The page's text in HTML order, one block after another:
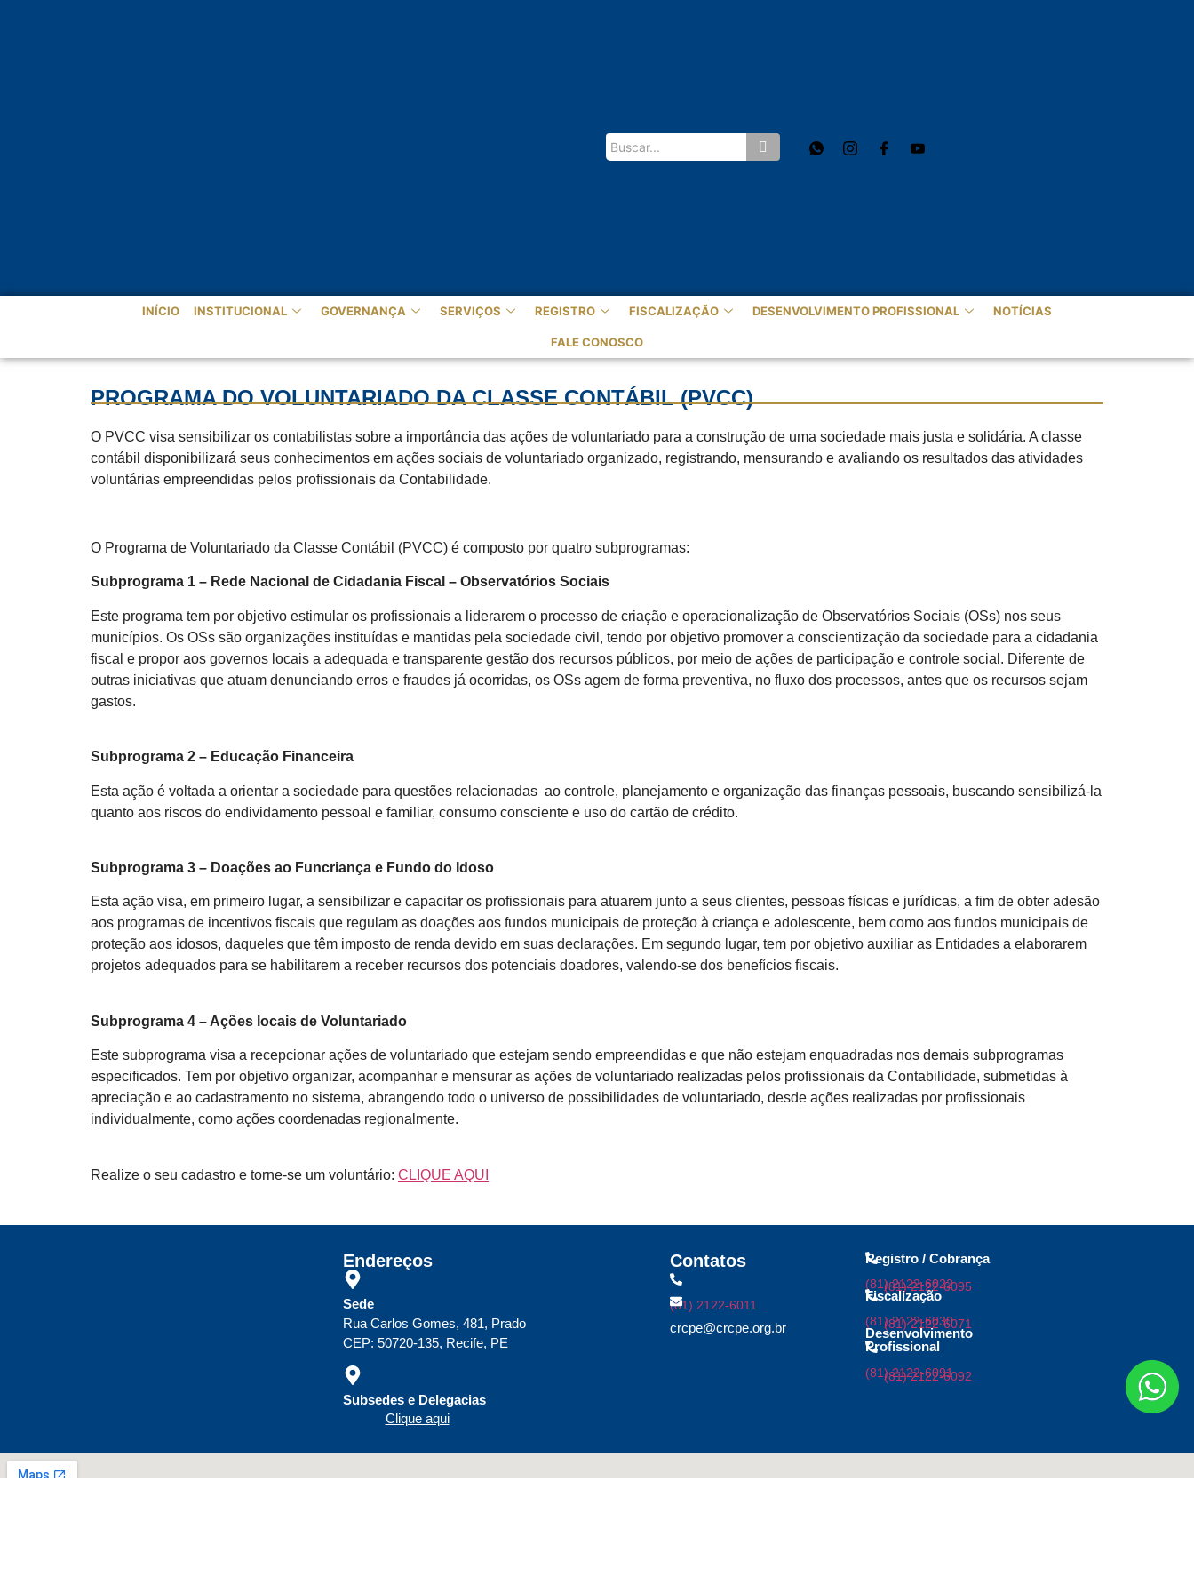
INÍCIO INSTITUCIONAL GOVERNANÇA SERVIÇOS REGISTRO FISCALIZAÇÃO DESENVOLVIMENTO PROFISSIONAL NOTÍCIAS
FALE CONOSCO
PROGRAMA DO VOLUNTARIADO DA CLASSE CONTÁBIL (PVCC)
O PVCC visa sensibilizar os contabilistas sobre a importância das ações de voluntariado para a construção de uma sociedade mais justa e solidária. A classe
contábil disponibilizará seus conhecimentos em ações sociais de voluntariado organizado, registrando, mensurando e avaliando os resultados das atividades
voluntárias empreendidas pelos profissionais da Contabilidade.
O Programa de Voluntariado da Classe Contábil (PVCC) é composto por quatro subprogramas:
Subprograma 1 – Rede Nacional de Cidadania Fiscal – Observatórios Sociais
Este programa tem por objetivo estimular os profissionais a liderarem o processo de criação e operacionalização de Observatórios Sociais (OSs) nos seus
municípios. Os OSs são organizações instituídas e mantidas pela sociedade civil, tendo por objetivo promover a conscientização da sociedade para a cidadania
fiscal e propor aos governos locais a adequada e transparente gestão dos recursos públicos, por meio de ações de participação e controle social. Diferente de
outras iniciativas que atuam denunciando erros e fraudes já ocorridas, os OSs agem de forma preventiva, no fluxo dos processos, antes que os recursos sejam
gastos.
Subprograma 2 – Educação Financeira
Esta ação é voltada a orientar a sociedade para questões relacionadas ao controle, planejamento e organização das finanças pessoais, buscando sensibilizá-la
quanto aos riscos do endividamento pessoal e familiar, consumo consciente e uso do cartão de crédito.
Subprograma 3 – Doações ao Funcriança e Fundo do Idoso
Esta ação visa, em primeiro lugar, a sensibilizar e capacitar os profissionais para atuarem junto a seus clientes, pessoas físicas e jurídicas, a fim de obter adesão
aos programas de incentivos fiscais que regulam as doações aos fundos municipais de proteção à criança e adolescente, bem como aos fundos municipais de
proteção aos idosos, daqueles que têm imposto de renda devido em suas declarações. Em segundo lugar, tem por objetivo auxiliar as Entidades a elaborarem
projetos adequados para se habilitarem a receber recursos dos potenciais doadores, valendo-se dos benefícios fiscais.
Subprograma 4 – Ações locais de Voluntariado
Este subprograma visa a recepcionar ações de voluntariado que estejam sendo empreendidas e que não estejam enquadradas nos demais subprogramas
especificados. Tem por objetivo organizar, acompanhar e mensurar as ações de voluntariado realizadas pelos profissionais da Contabilidade, submetidas à
apreciação e ao cadastramento no sistema, abrangendo todo o universo de possibilidades de voluntariado, desde ações realizadas por profissionais
individualmente, como ações coordenadas regionalmente.
Realize o seu cadastro e torne-se um voluntário: CLIQUE AQUI
Endereços
Sede
Rua Carlos Gomes, 481, Prado
CEP: 50720-135, Recife, PE
Subsedes e Delegacias
Clique aqui
Contatos
(81) 2122-6011
crcpe@crcpe.org.br
Registro / Cobrança
(81) 2122-6022
(81) 2122-6095
Fiscalização
(81) 2122-6030
(81) 2122-6071
Desenvolvimento
Profissional
(81) 2122-6091
(81) 2122-6092